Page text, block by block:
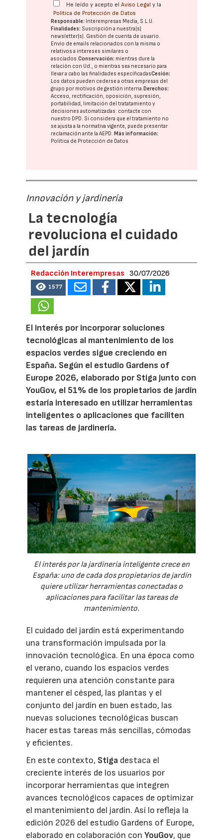
He leído y acepto elAviso Legal y la
Política de Protección de Datos
Responsable: Interempresas Media, S.L.U.
Finalidades: Suscripción a nuestra(s)
newsletter(s). Gestión de cuenta de usuario.
Envío de emails relacionados con la misma o
relativos a intereses similares o
asociados.Conservación: mientras dure la
relación con Ud., o mientras sea necesario para
llevar a cabo las finalidades especificadasCesión:
Los datos pueden cederse a otras empresas del
grupo por motivos de gestión interna.Derechos:
Acceso, rectificación, oposición, supresión,
portabilidad, limitación del tratatamiento y
decisiones automatizadas: contacte con
nuestro DPD. Si considera que el tratamiento no
se ajusta a la normativa vigente, puede presentar
reclamación ante laAEPD.Más información:
Política de Protección de Datos
Innovación y jardinería
La tecnología
revoluciona el cuidado
del jardín
Redacción Interempresas 30/07/2026
1577
El interés por incorporar soluciones
tecnológicas al mantenimiento de los
espacios verdes sigue creciendo en
España. Según el estudio Gardens of
Europe 2026, elaborado por Stiga junto con
YouGov, el 51% de los propietarios de jardín
estaría interesado en utilizar herramientas
inteligentes o aplicaciones que faciliten
las tareas de jardinería.
El interés por la jardinería inteligente crece en
España: uno de cada dos propietarios de jardín
quiere utilizar herramientas conectadas o
aplicaciones para facilitar las tareas de
mantenimiento.
El cuidado del jardín está experimentando
una transformación impulsada por la
innovación tecnológica. En una época como
el verano, cuando los espacios verdes
requieren una atención constante para
mantener el césped, las plantas y el
conjunto del jardín en buen estado, las
nuevas soluciones tecnológicas buscan
hacer estas tareas más sencillas, cómodas
y eficientes.
En este contexto, Stiga destaca el
creciente interés de los usuarios por
incorporar herramientas que integren
avances tecnológicos capaces de optimizar
el mantenimiento del jardín. Así lo refleja la
edición 2026 del estudio Gardens of Europe,
elaborado en colaboración conYouGov, que